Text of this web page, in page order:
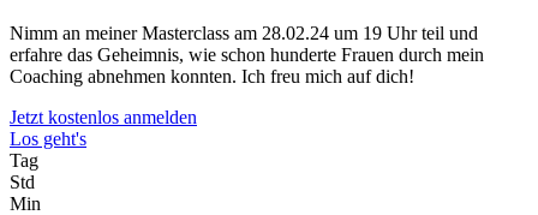
Nimm an meiner Masterclass am 28.02.24 um 19 Uhr teil und
erfahre das Geheimnis, wie schon hunderte Frauen durch mein
Coaching abnehmen konnten. Ich freu mich auf dich!
Jetzt kostenlos anmelden
Los geht's
Tag
Std
Min